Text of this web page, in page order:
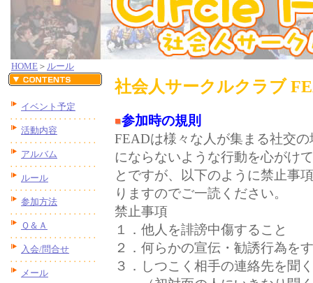
HOME ＞ ルール
イベント予定
活動内容
アルバム
ルール
参加方法
Ｑ＆Ａ
入会/問合せ
メール
社会人サークルクラブ
参加時の規則
FEADは様々な人が集まる社交
にならないような行動を心がけ
とですが、以下のように禁止事
りますのでご一読ください。
禁止事項
１．他人を誹謗中傷すること
２．何らかの宣伝・勧誘行為を
３．しつこく相手の連絡先を聞